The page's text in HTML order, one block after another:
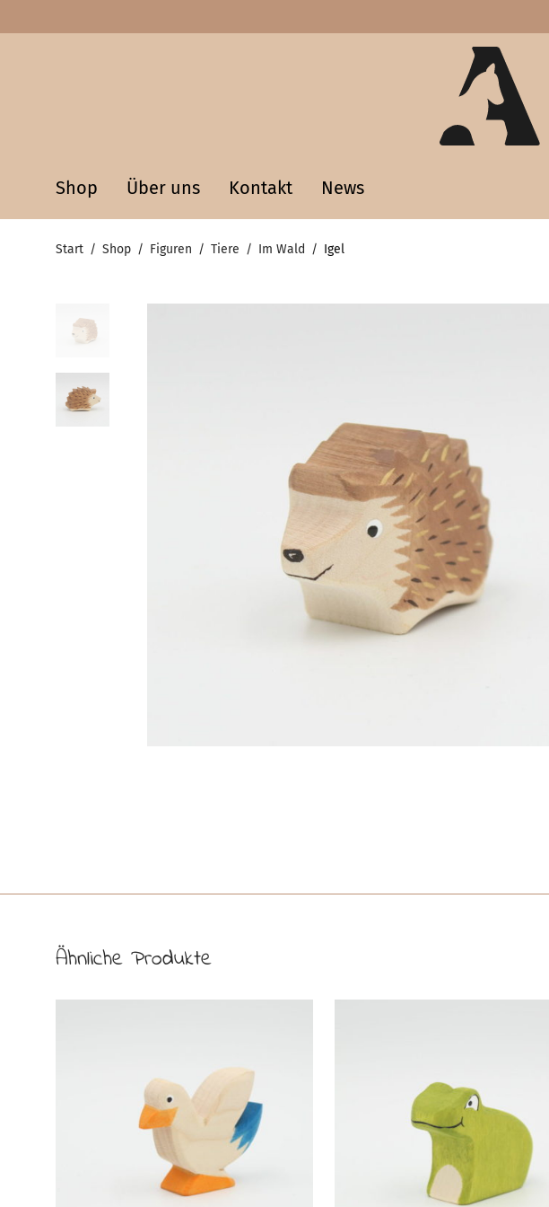
Shop Über uns Kontakt News
Start / Shop / Figuren / Tiere / Im Wald / Igel
Ähnliche Produkte